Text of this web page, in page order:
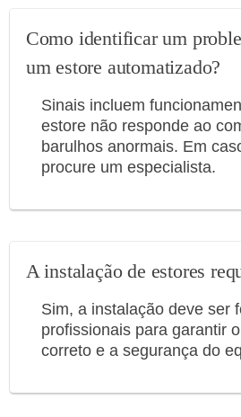
Como identificar um
um estore automatizado?
Sinais incluem
estore não responde ao
barulhos anormais. Em
procure um especialista.
A instalação de estores
Sim, a instalação deve ser
profissionais para garantir
correto e a segurança do